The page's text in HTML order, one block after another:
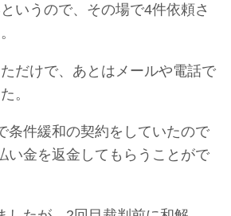
いうので、その場で4件依頼さ
だけで、あとはメールや電話で
。
条件緩和の契約をしていたので
い金を返金してもらうことがで